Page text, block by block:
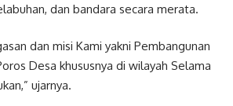
dan bandara secara merata.
dan misi Kami yakni Pembangunan
Desa khususnya di wilayah Selama
ujarnya.